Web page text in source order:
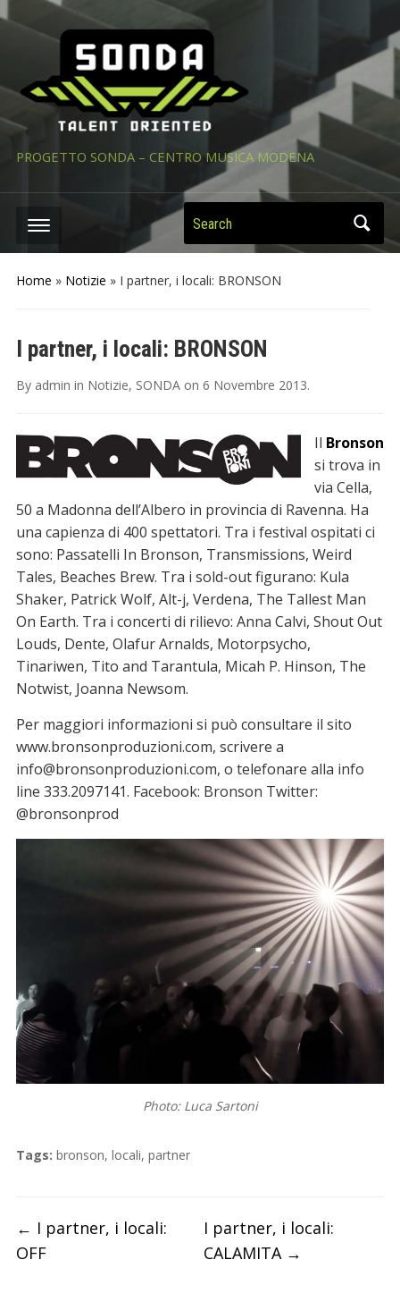
PROGETTO SONDA – CENTRO MUSICA MODENA
Search
Home » Notizie » I partner, i locali: BRONSON
I partner, i locali: BRONSON
By admin in Notizie, SONDAon 6 Novembre 2013.
Il Bronson
si trova in
via Cella,
50 a Madonna dell’Albero in provincia di Ravenna. Ha
una capienza di 400 spettatori. Tra i festival ospitati ci
sono: Passatelli In Bronson, Transmissions, Weird
Tales, Beaches Brew. Tra i sold-out figurano: Kula
Shaker, Patrick Wolf, Alt-j, Verdena, The Tallest Man
On Earth. Tra i concerti di rilievo: Anna Calvi, Shout Out
Louds, Dente, Olafur Arnalds, Motorpsycho,
Tinariwen, Tito and Tarantula, Micah P. Hinson, The
Notwist, Joanna Newsom.
Per maggiori informazioni si può consultare il sito
www.bronsonproduzioni.com, scrivere a
info@bronsonproduzioni.com, o telefonare alla info
line 333.2097141. Facebook: Bronson Twitter:
@bronsonprod
Photo: Luca Sartoni
Tags: bronson, locali, partner
← I partner, i locali:
OFF
I partner, i locali:
CALAMITA →